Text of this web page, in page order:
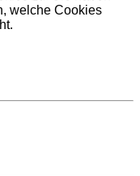
welche Cookies